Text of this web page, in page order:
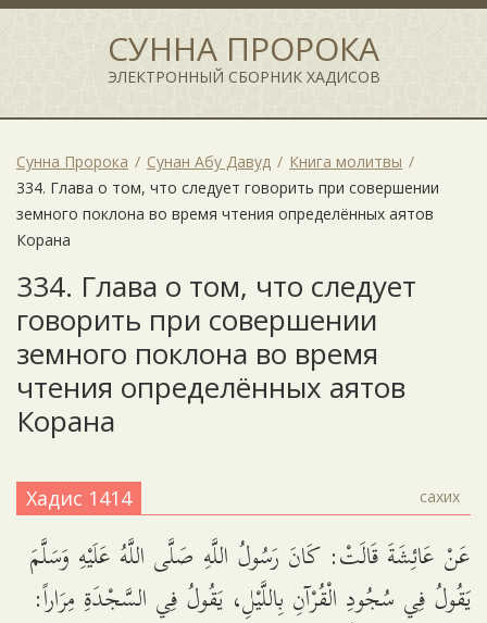
СУННА ПРОРОКА
ЭЛЕКТРОННЫЙ СБОРНИК ХАДИСОВ
Сунна Пророка Сунан Абу Давуд
Книга молитвы
334. Глава о том, что следует говорить при совершении
земного поклона во время чтения определённых аятов
Корана
334. Глава о том, что следует
говорить при совершении
земного поклона во время
чтения определённых аятов
Корана
Хадис 1414 сахих
عَنْ عَائِشَةَ قَالَتْ: كَانَ رَسُولُ اللَّهِ صَلَّى اللَّهُ عَلَيْهِ وَسَلَّمَ
يَقُولُ فِي سُجُودِ الْقُرْآنِ بِاللَّيْلِ، يَقُولُ فِي السَّجْدَةِ مِرَاراً: